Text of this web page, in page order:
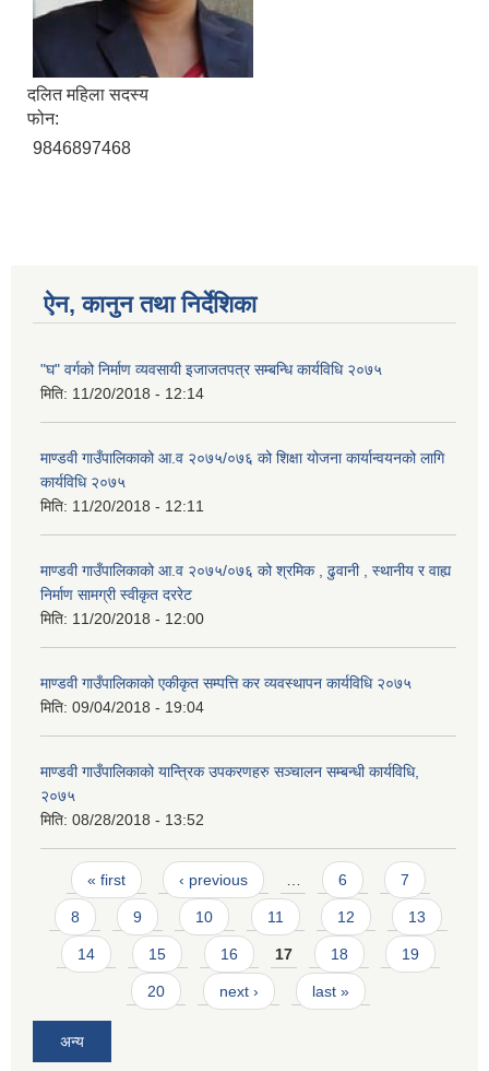
दलित महिला सदस्य
फोन:
9846897468
ऐन, कानुन तथा निर्देशिका
"घ" वर्गको निर्माण व्यवसायी इजाजतपत्र सम्बन्धि कार्यविधि २०७५
मिति: 11/20/2018 - 12:14
माण्डवी गाउँपालिकाको आ.व २०७५/०७६ को शिक्षा योजना कार्यान्वयनको लागि
कार्यविधि २०७५
मिति: 11/20/2018 - 12:11
माण्डवी गाउँपालिकाको आ.व २०७५/०७६ को श्रमिक , ढुवानी , स्थानीय र वाह्य
निर्माण सामग्री स्वीकृत दररेट
मिति: 11/20/2018 - 12:00
माण्डवी गाउँपालिकाको एकीकृत सम्पत्ति कर व्यवस्थापन कार्यविधि २०७५
मिति: 09/04/2018 - 19:04
माण्डवी गाउँपालिकाको यान्त्रिक उपकरणहरु सञ्चालन सम्बन्धी कार्यविधि,
२०७५
मिति: 08/28/2018 - 13:52
Pages
« first ‹ previous 6 7
8 9 10 11 12 13
14 15 16 17 18 19
20 next › last »
अन्य